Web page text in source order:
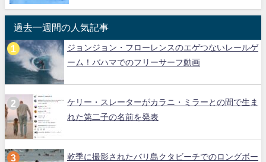
過去一週間の人気記事
ジョンジョン・フローレンスのエゲつないレールゲ
ーム！バハマでのフリーサーフ動画
ケリー・スレーターがカラニ・ミラーとの間で生ま
れた第二子の名前を発表
乾季に撮影されたバリ島クタビーチでのロングボー